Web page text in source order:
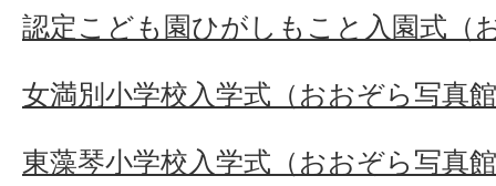
認定こども園ひがしもこと入園式（
女満別小学校入学式（おおぞら写真
東藻琴小学校入学式（おおぞら写真